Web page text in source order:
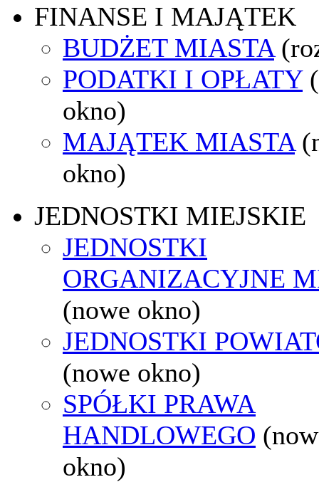
FINANSE I MAJĄTEK
BUDŻET MIASTA
PODATKI I OPŁATY
okno)
MAJĄTEK MIASTA
okno)
JEDNOSTKI MIEJSKIE
JEDNOSTKI
ORGANIZACYJNE
(nowe okno)
JEDNOSTKI
(nowe okno)
SPÓŁKI PRAWA
HANDLOWEGO
okno)